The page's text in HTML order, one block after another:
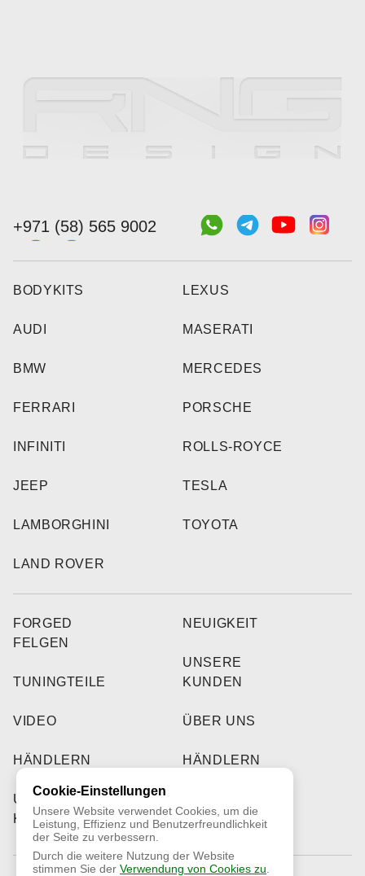
+971 (58) 565 9002
BODYKITS
AUDI
BMW
FERRARI
INFINITI
JEEP
LAMBORGHINI
LAND ROVER
LEXUS
MASERATI
MERCEDES
PORSCHE
ROLLS-ROYCE
TESLA
TOYOTA
FORGED
FELGEN
TUNINGTEILE
VIDEO
HÄNDLERN
UNSERE
KUNDEN
NEUIGKEIT
UNSERE
KUNDEN
ÜBER UNS
HÄNDLERN
Cookie-Einstellungen
Unsere Website verwendet Cookies, um die
Leistung, Effizienz und Benutzerfreundlichkeit
der Seite zu verbessern.
Durch die weitere Nutzung der Website
stimmen Sie der Verwendung von Cookies zu